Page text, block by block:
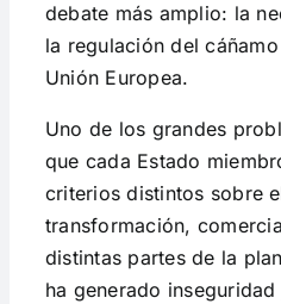
debate más amplio: la
la regulación del
Unión Europea.
Uno de los grandes
que cada Estado
criterios distintos sobre
transformación,
distintas partes de la
ha generado